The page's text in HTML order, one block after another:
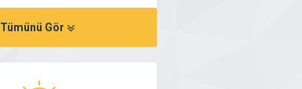
Tümünü Gör